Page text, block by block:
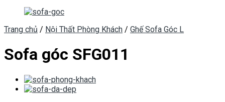
Trang chủ / Nội Thất Phòng Khách / Ghế Sofa Góc L
Sofa góc SFG011